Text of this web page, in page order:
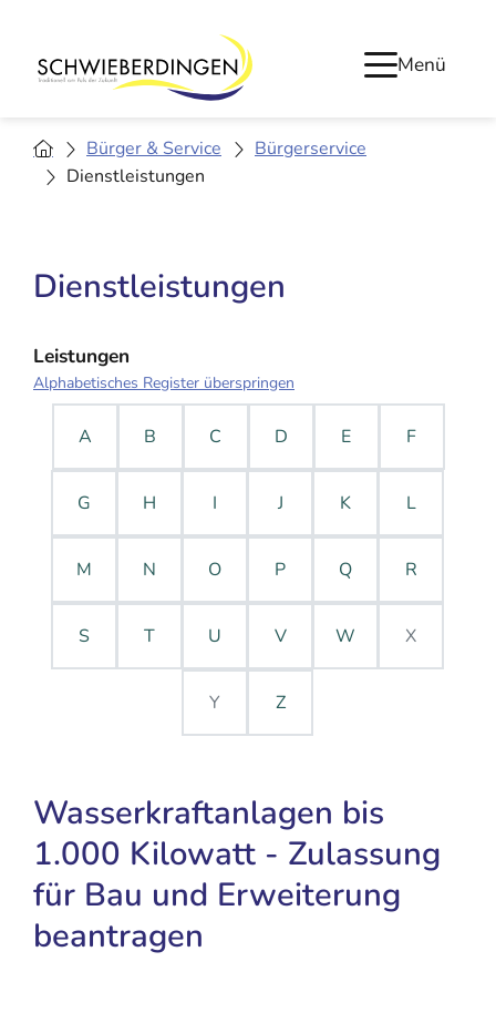
Menü
Bürger & Service
Bürgerservice
Dienstleistungen
Dienstleistungen
Leistungen
Alphabetisches Register überspringen
A B C D E F
G H I J K L
M N O P Q R
S T U V W X
Y Z
Wasserkraftanlagen bis
1.000 Kilowatt - Zulassung
für Bau und Erweiterung
beantragen